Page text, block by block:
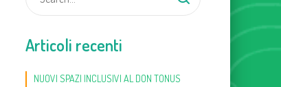
Articoli recenti
NUOVI SPAZI INCLUSIVI AL DON TONUS